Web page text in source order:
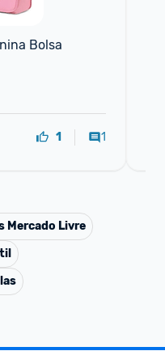
Bolsa
1 1
Mercado Livre